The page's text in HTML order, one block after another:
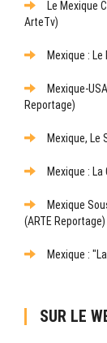
Le Mexique
ArteTv)
Mexique :
Mexique-
Reportage)
Mexique, Le
Mexique :
Mexique
(ARTE Reportage)
Mexique :
SUR LE